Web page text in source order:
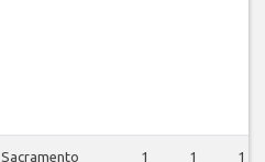
Sacramento
1 1 1